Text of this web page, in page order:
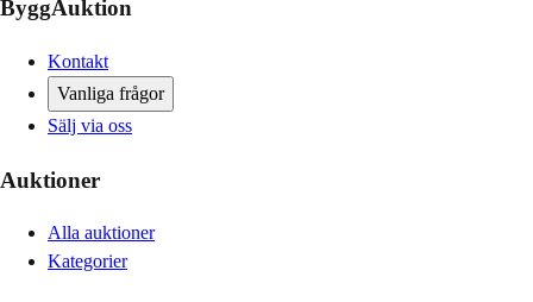
ByggAuktion
Kontakt
Vanliga frågor
Sälj via oss
Auktioner
Alla auktioner
Kategorier